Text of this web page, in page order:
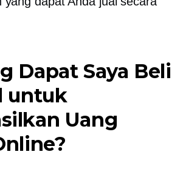
Dapat Saya Beli
untuk
Uang